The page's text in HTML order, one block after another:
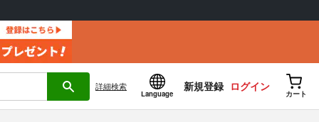
詳細検索
Language
新規登録 ログイン
カート